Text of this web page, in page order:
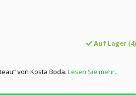
Auf Lager (4)
von Kosta Boda. Lesen Sie mehr..